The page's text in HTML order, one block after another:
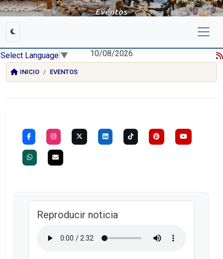
Select Language ▼ 10/08/2026
INICIO EVENTOS
Reproducir noticia